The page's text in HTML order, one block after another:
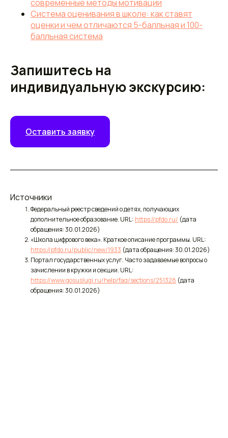
современные методы мотивации
Система оценивания в школе: как ставят
оценки и чем отличаются 5-балльная и 100-
балльная система
Запишитесь на
индивидуальную экскурсию:
Оставить заявку
Источники
Федеральный реестр сведений о детях, получающих
дополнительное образование. URL: https://pfdo.ru/ (дата
обращения: 30.01.2026)
«Школа цифрового века». Краткое описание программы. URL:
https://pfdo.ru/public/new/1933 (дата обращения: 30.01.2026)
Портал государственных услуг. Часто задаваемые вопросы о
зачислении в кружки и секции. URL:
https://www.gosuslugi.ru/help/faq/sections/251328 (дата
обращения: 30.01.2026)